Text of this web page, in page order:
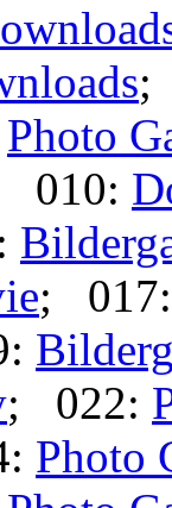
;
Photo
010:
;
; 022:
Photo